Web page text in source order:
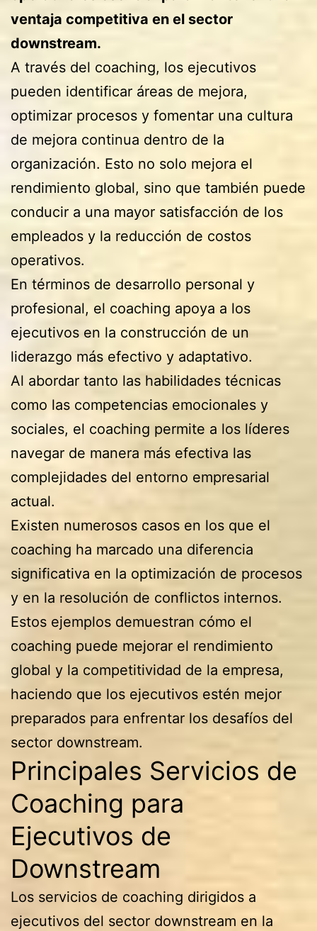
ventaja competitiva en el sector
downstream.
A través del coaching, los ejecutivos
pueden identificar áreas de mejora,
optimizar procesos y fomentar una cultura
de mejora continua dentro de la
organización. Esto no solo mejora el
rendimiento global, sino que también puede
conducir a una mayor satisfacción de los
empleados y la reducción de costos
operativos.
En términos de desarrollo personal y
profesional, el coaching apoya a los
ejecutivos en la construcción de un
liderazgo más efectivo y adaptativo.
Al abordar tanto las habilidades técnicas
como las competencias emocionales y
sociales, el coaching permite a los líderes
navegar de manera más efectiva las
complejidades del entorno empresarial
actual.
Existen numerosos casos en los que el
coaching ha marcado una diferencia
significativa en la optimización de procesos
y en la resolución de conflictos internos.
Estos ejemplos demuestran cómo el
coaching puede mejorar el rendimiento
global y la competitividad de la empresa,
haciendo que los ejecutivos estén mejor
preparados para enfrentar los desafíos del
sector downstream.
Principales Servicios de
Coaching para
Ejecutivos de
Downstream
Los servicios de coaching dirigidos a
ejecutivos del sector downstream en la